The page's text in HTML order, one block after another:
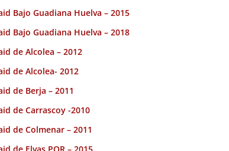
Bajo Guadiana Huelva – 2015
Bajo Guadiana Huelva – 2018
de Alcolea – 2012
de Alcolea- 2012
de Berja – 2011
de Carrascoy -2010
de Colmenar – 2011